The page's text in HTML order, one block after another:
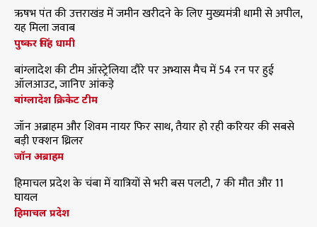
ऋषभ पंत की उत्तराखंड में जमीन खरीदने के लिए मुख्यमंत्री धामी से अपील,
यह मिला जवाब
पुष्कर सिंह धामी
बांग्लादेश की टीम ऑस्ट्रेलिया दौरे पर अभ्यास मैच में 54 रन पर हुई
ऑलआउट, जानिए आंकड़े
बांग्लादेश क्रिकेट टीम
जॉन अब्राहम और शिवम नायर फिर साथ, तैयार हो रही करियर की सबसे
बड़ी एक्शन थ्रिलर
जॉन अब्राहम
हिमाचल प्रदेश के चंबा में यात्रियों से भरी बस पलटी, 7 की मौत और 11
घायल
हिमाचल प्रदेश